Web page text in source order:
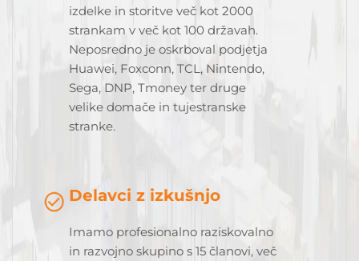
izdelke in storitve več kot 2000
strankam v več kot 100 državah.
Neposredno je oskrboval podjetja
Huawei, Foxconn, TCL, Nintendo,
Sega, DNP, Tmoney ter druge
velike domače in tujestranske
stranke.
Delavci z izkušnjo
Imamo profesionalno raziskovalno
in razvojno skupino s 15 članovi, več